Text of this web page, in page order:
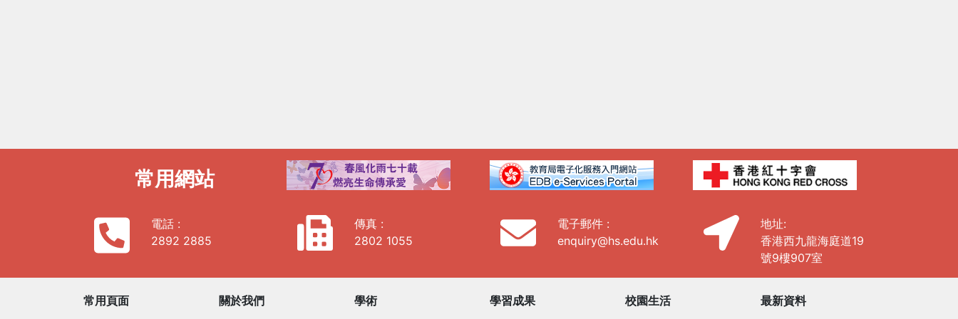
常用網站
電話 :
2892 2885
傳真 :
2802 1055
電子郵件 :
enquiry@hs.edu.hk
地址:
香港西九龍海庭道19
號9樓907室
常用頁面 關於我們 學術 學習成果 校園生活 最新資料